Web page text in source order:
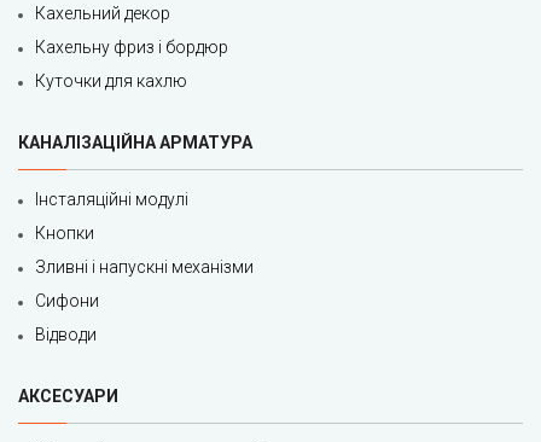
Кахельний декор
Кахельну фриз і бордюр
Куточки для кахлю
КАНАЛІЗАЦІЙНА АРМАТУРА
Інсталяційні модулі
Кнопки
Зливні і напускні механізми
Сифони
Відводи
АКСЕСУАРИ